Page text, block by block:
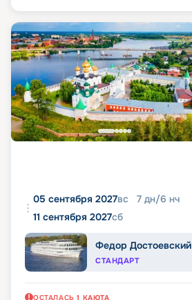
05 сентября 2027вс 7 дн/6 нч
11 сентября 2027сб
Федор Достоевский
СТАНДАРТ
ОСТАЛАСЬ 1 КАЮТА